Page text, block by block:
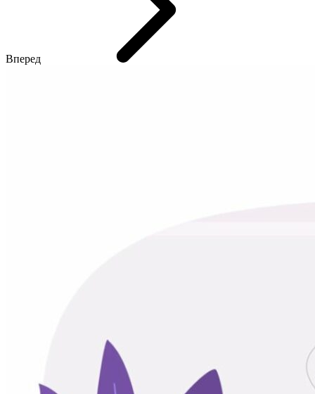
Вперед